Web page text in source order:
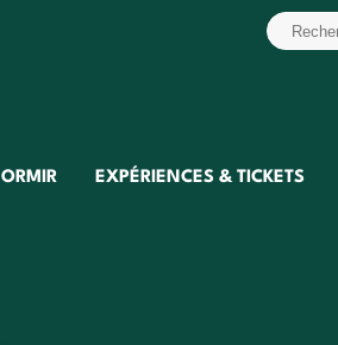
EXPÉRIENCES & TICKETS